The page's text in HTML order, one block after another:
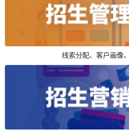
线索分配、客户画像